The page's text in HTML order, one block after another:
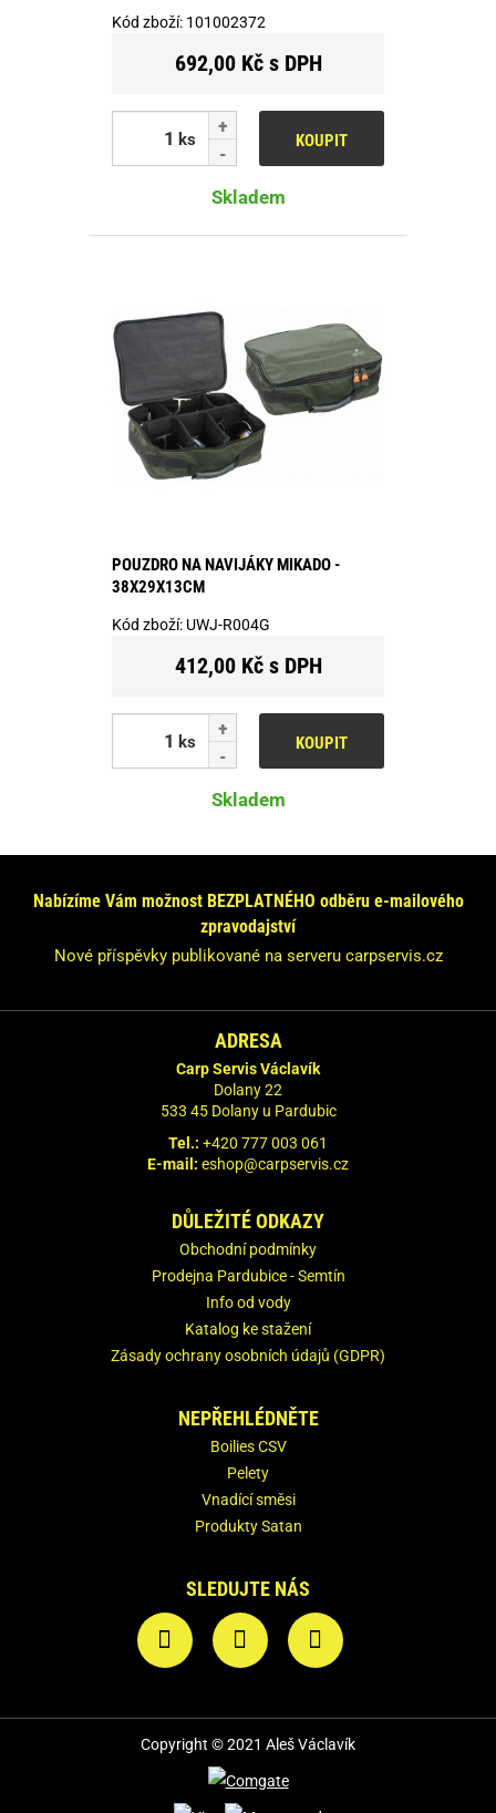
Kód zboží: 101002372
692,00 Kč s DPH
ks KOUPIT
Skladem
POUZDRO NA NAVIJÁKY MIKADO -
38X29X13CM
Kód zboží: UWJ-R004G
412,00 Kč s DPH
ks KOUPIT
Skladem
Nabízíme Vám možnost BEZPLATNÉHO odběru e-mailového
zpravodajství
Nové příspěvky publikované na serveru carpservis.cz
ADRESA
Carp Servis Václavík
Dolany 22
533 45 Dolany u Pardubic
Tel.: +420 777 003 061
E-mail: eshop@carpservis.cz
DŮLEŽITÉ ODKAZY
Obchodní podmínky
Prodejna Pardubice - Semtín
Info od vody
Katalog ke stažení
Zásady ochrany osobních údajů (GDPR)
NEPŘEHLÉDNĚTE
Boilies CSV
Pelety
Vnadící směsi
Produkty Satan
SLEDUJTE NÁS
Copyright © 2021 Aleš Václavík